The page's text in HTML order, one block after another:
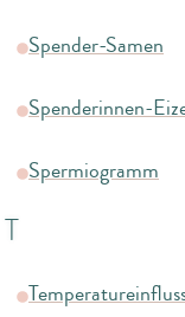
Spender-Samen
Spenderinnen-
Spermiogramm
T